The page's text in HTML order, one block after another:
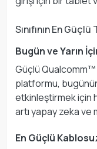
Sınıfının En
Bugün ve Yarın
Güçlü
platformu, bugünün
etkinleştirmek için
artı yapay zeka
En Güçlü